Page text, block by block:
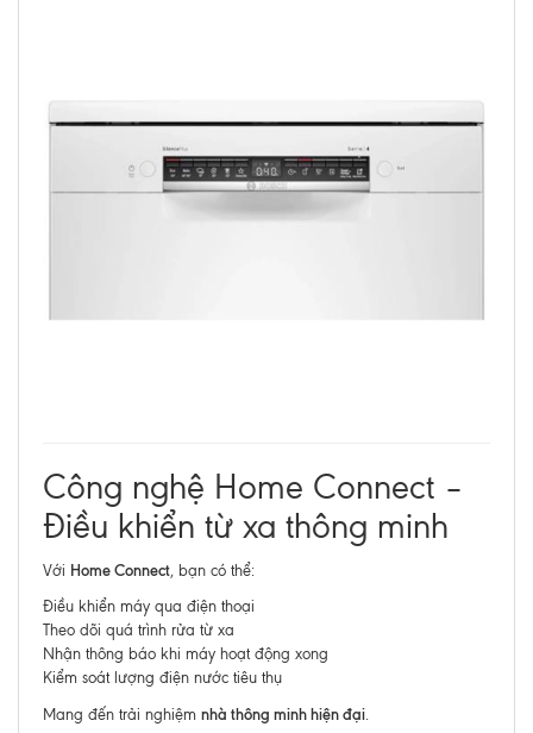
Công nghệ Home Connect –
Điều khiển từ xa thông minh
Với Home Connect, bạn có thể:
Điều khiển máy qua điện thoại
Theo dõi quá trình rửa từ xa
Nhận thông báo khi máy hoạt động xong
Kiểm soát lượng điện nước tiêu thụ
Mang đến trải nghiệm nhà thông minh hiện đại.